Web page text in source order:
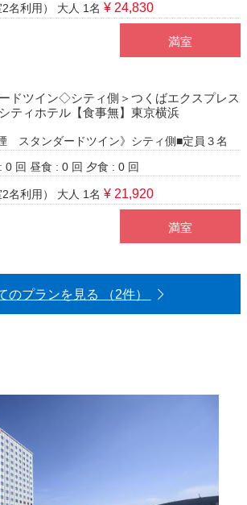
2名利用） 大人 1名 ¥ 24,830
満室
ドツイン◇シティ側＞つくばエクスプレス
ティホテル【食事無】東京横浜
煙 スタンダードツイン》シティ側■定員３名
0 回 昼食 : 0 回 夕食 : 0 回
2名利用） 大人 1名 ¥ 21,920
満室
のプランを見る （2件）